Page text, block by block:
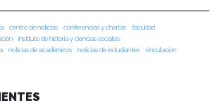
centro de noticias conferencias y charlas
facultad
instituto de historia y ciencias sociales
noticias de académicos noticias de estudiantes
vinculacion